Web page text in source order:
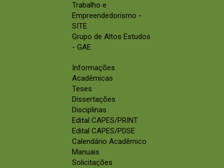
Trabalho e
Empreendedorismo -
SITE
Grupo de Altos Estudos
- GAE
Informações
Acadêmicas
Teses
Dissertações
Disciplinas
Edital CAPES/PRINT
Edital CAPES/PDSE
Calendário Acadêmico
Manuais
Solicitações